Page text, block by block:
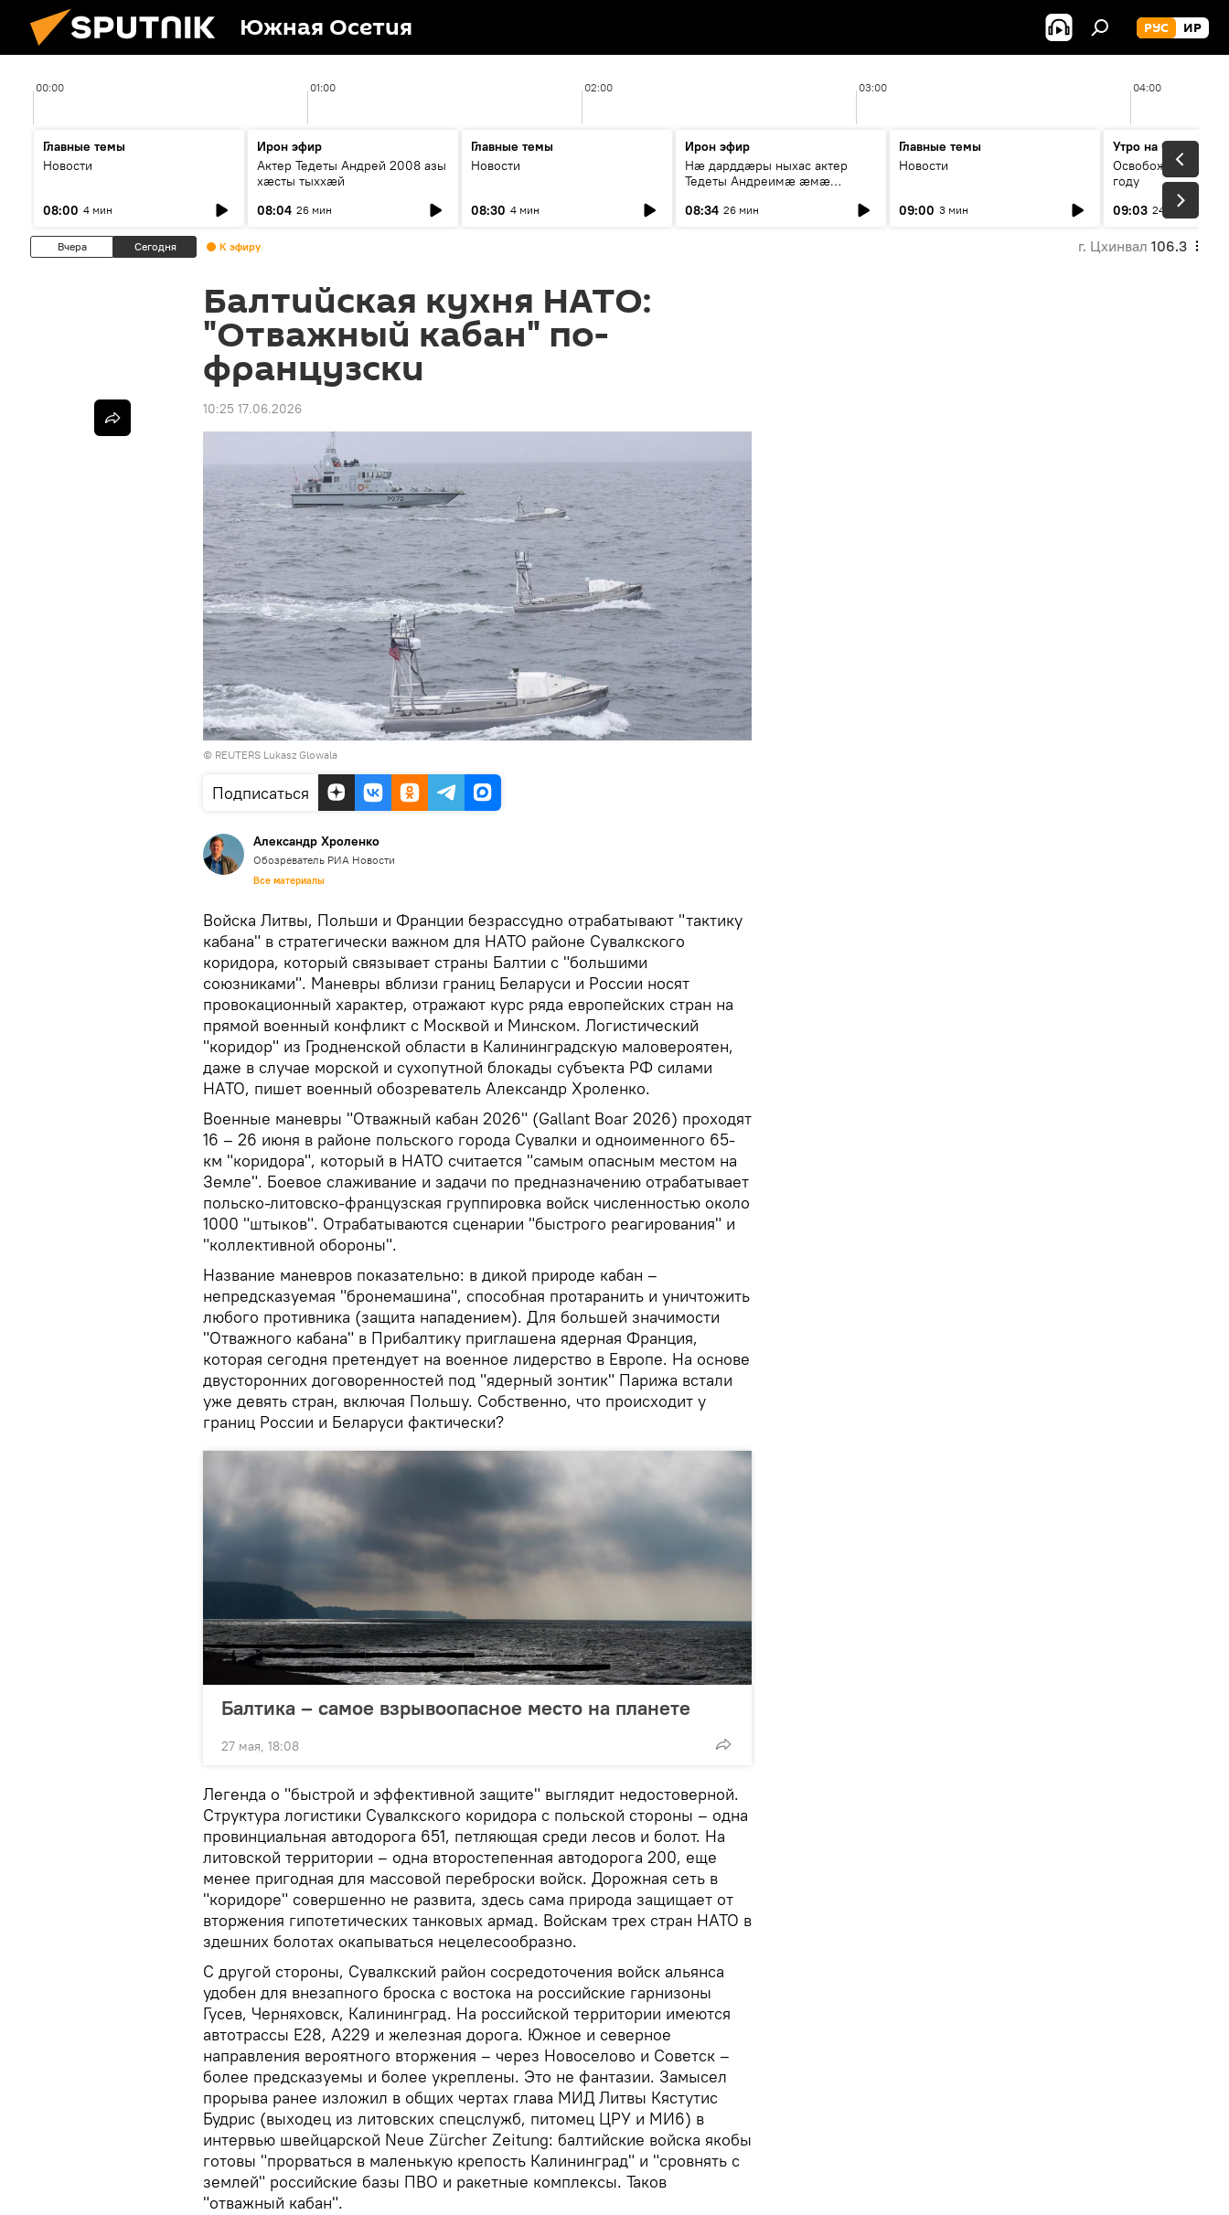
Южная Осетия РУС ИР
00:00 01:00 02:00 03:00 04:00
Главные темы
Новости
08:00 4 мин
Ирон эфир
Актер Тедеты Андрей 2008 азы
хæсты тыххæй
08:04 26 мин
Главные темы
Новости
08:30 4 мин
Ирон эфир
Нæ дарддæры ныхас актер
Тедеты Андреимæ æмæ
хæст цыди"
08:34 26 мин
Главные темы
Новости
09:00 3 мин
Утро на Спутнике
Освобождение
году
09:03 24 мин
Вчера Сегодня К эфиру г. Цхинвал 106.3
Балтийская кухня НАТО:
"Отважный кабан" по-
французски
10:25 17.06.2026
© REUTERS Lukasz Glowala
Подписаться
Александр Хроленко
Обозреватель РИА Новости
Все материалы
Войска Литвы, Польши и Франции безрассудно отрабатывают "тактику
кабана" в стратегически важном для НАТО районе Сувалкского
коридора, который связывает страны Балтии с "большими
союзниками". Маневры вблизи границ Беларуси и России носят
провокационный характер, отражают курс ряда европейских стран на
прямой военный конфликт с Москвой и Минском. Логистический
"коридор" из Гродненской области в Калининградскую маловероятен,
даже в случае морской и сухопутной блокады субъекта РФ силами
НАТО, пишет военный обозреватель Александр Хроленко.
Военные маневры "Отважный кабан 2026" (Gallant Boar 2026) проходят
16 – 26 июня в районе польского города Сувалки и одноименного 65-
км "коридора", который в НАТО считается "самым опасным местом на
Земле". Боевое слаживание и задачи по предназначению отрабатывает
польско-литовско-французская группировка войск численностью около
1000 "штыков". Отрабатываются сценарии "быстрого реагирования" и
"коллективной обороны".
Название маневров показательно: в дикой природе кабан –
непредсказуемая "бронемашина", способная протаранить и уничтожить
любого противника (защита нападением). Для большей значимости
"Отважного кабана" в Прибалтику приглашена ядерная Франция,
которая сегодня претендует на военное лидерство в Европе. На основе
двусторонних договоренностей под "ядерный зонтик" Парижа встали
уже девять стран, включая Польшу. Собственно, что происходит у
границ России и Беларуси фактически?
Балтика – самое взрывоопасное место на планете
27 мая, 18:08
Легенда о "быстрой и эффективной защите" выглядит недостоверной.
Структура логистики Сувалкского коридора с польской стороны – одна
провинциальная автодорога 651, петляющая среди лесов и болот. На
литовской территории – одна второстепенная автодорога 200, еще
менее пригодная для массовой переброски войск. Дорожная сеть в
"коридоре" совершенно не развита, здесь сама природа защищает от
вторжения гипотетических танковых армад. Войскам трех стран НАТО в
здешних болотах окапываться нецелесообразно.
С другой стороны, Сувалкский район сосредоточения войск альянса
удобен для внезапного броска с востока на российские гарнизоны
Гусев, Черняховск, Калининград. На российской территории имеются
автотрассы Е28, А229 и железная дорога. Южное и северное
направления вероятного вторжения – через Новоселово и Советск –
более предсказуемы и более укреплены. Это не фантазии. Замысел
прорыва ранее изложил в общих чертах глава МИД Литвы Кястутис
Будрис (выходец из литовских спецслужб, питомец ЦРУ и МИ6) в
интервью швейцарской Neue Zürcher Zeitung: балтийские войска якобы
готовы "прорваться в маленькую крепость Калининград" и "сровнять с
землей" российские базы ПВО и ракетные комплексы. Таков
"отважный кабан".